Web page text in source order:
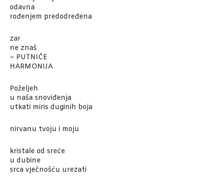
odavna
rođenjem predodređena
zar
ne znaš
– PUTNIČE
HARMONIJA
Poželjeh
u naša snoviđenja
utkati miris duginih boja
nirvanu tvoju i moju
kristale od sreće
u dubine
srca vječnošću urezati